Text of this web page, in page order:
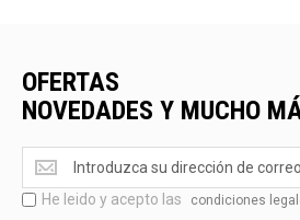
OFERTAS
NOVEDADES Y MUCHO
Ofertas
<br>Novedades
y
He leido y acepto las condiciones